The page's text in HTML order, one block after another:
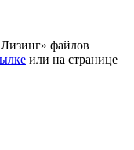
файлов
или на странице